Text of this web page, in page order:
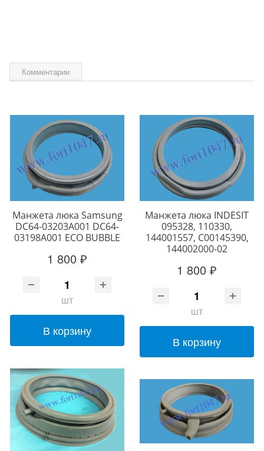
Комментарии
Манжета люка Samsung
DC64-03203A001 DC64-
03198A001 ECO BUBBLE
1 800 ₽
шт
В корзину
Манжета люка INDESIT
095328, 110330,
144001557, C00145390,
144002000-02
1 800 ₽
шт
В корзину